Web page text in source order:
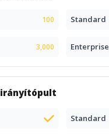
100 Standard
3,000 Enterprise
irányítópult
Standard